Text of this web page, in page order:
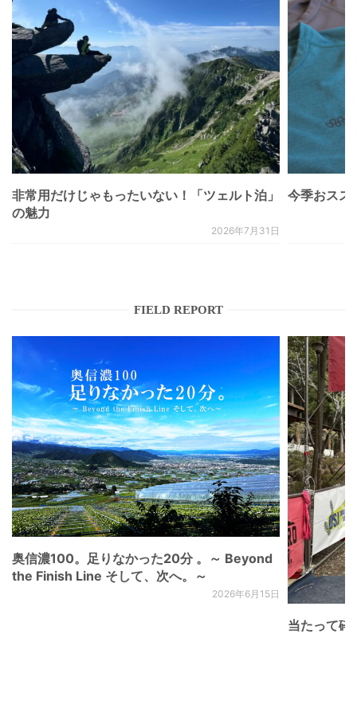
非常用だけじゃもったいない！「ツェルト泊」
の魅力
2026年7月31日
今季おスス
FIELD REPORT
奥信濃100。足りなかった20分 。～ Beyond
the Finish Line そして、次へ。～
2026年6月15日
当たって砕